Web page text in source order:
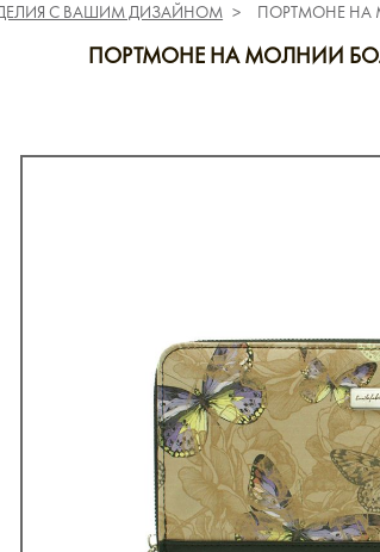
С ВАШИМ ДИЗАЙНОМ ПОРТМОНЕ НА
ПОРТМОНЕ НА МОЛНИИ